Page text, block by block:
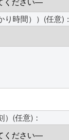
時間））(任意)：
(任意)：